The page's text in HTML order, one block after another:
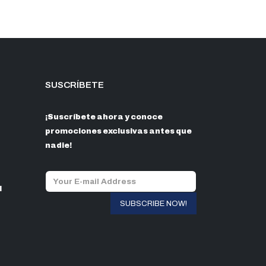
SUSCRÍBETE
¡Suscríbete ahora y conoce
promociones exclusivas antes que
nadie!